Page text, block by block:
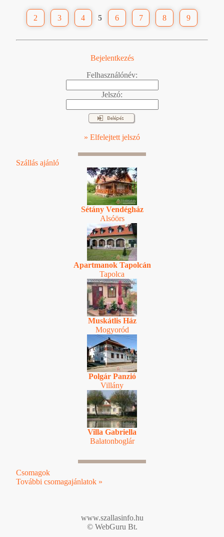
2 3 4 5 6 7 8 9
Bejelentkezés
Felhasználónév:
Jelszó:
» Elfelejtett jelszó
Szállás ajánló
Sétány Vendégház
Alsóörs
Apartmanok Tapolcán
Tapolca
Muskátlis Ház
Mogyoród
Polgár Panzió
Villány
Villa Gabriella
Balatonboglár
Csomagok
További csomagajánlatok »
www.szallasinfo.hu
© WebGuru Bt.